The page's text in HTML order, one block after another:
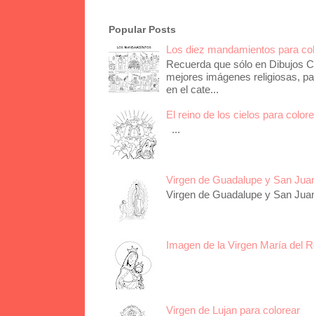
Popular Posts
Los diez mandamientos para
Recuerda que sólo en Dibujos
mejores imágenes religiosas,
en el cate...
El reino de los cielos para
...
Virgen de Guadalupe y San
Virgen de Guadalupe y San
Imagen de la Virgen María del
Virgen de Lujan para colorear